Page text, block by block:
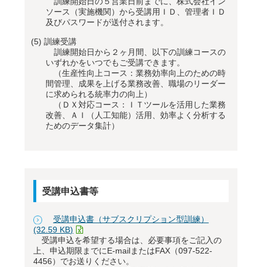
ソース（実施機関）から受講用ＩＤ、管理者ＩＤ
及びパスワードが送付されます。
(5)訓練受講
訓練開始日から２ヶ月間、以下の訓練コースの
いずれかをいつでもご受講できます。
（生産性向上コース：業務効率向上のための時
間管理、成果を上げる業務改善、職場のリーダー
に求められる統率力の向上）
（ＤＸ対応コース：ＩＴツールを活用した業務
改善、ＡＩ（人工知能）活用、効率よく分析する
ためのデータ集計）
受講申込書等
受講申込書（サブスクリプション型訓練）
(32.59 KB)
受講申込を希望する場合は、必要事項をご記入の
上、申込期限までにE-mailまたはFAX（097-522-
4456）でお送りください。